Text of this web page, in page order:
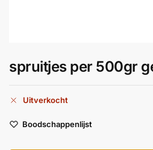
spruitjes per 500gr
Uitverkocht
Boodschappenlijst